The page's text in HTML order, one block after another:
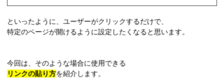
といったように、ユーザーがクリックするだけで、
特定のページが開けるように設定したくなると思います。
今回は、そのような場合に使用できる
リンクの貼り方を紹介します。